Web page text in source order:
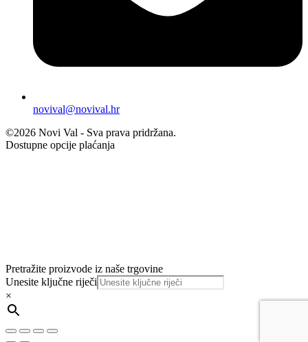
novival@novival.hr
©2026 Novi Val - Sva prava pridržana.
Dostupne opcije plaćanja
Pretražite proizvode iz naše trgovine
Unesite ključne riječi
×